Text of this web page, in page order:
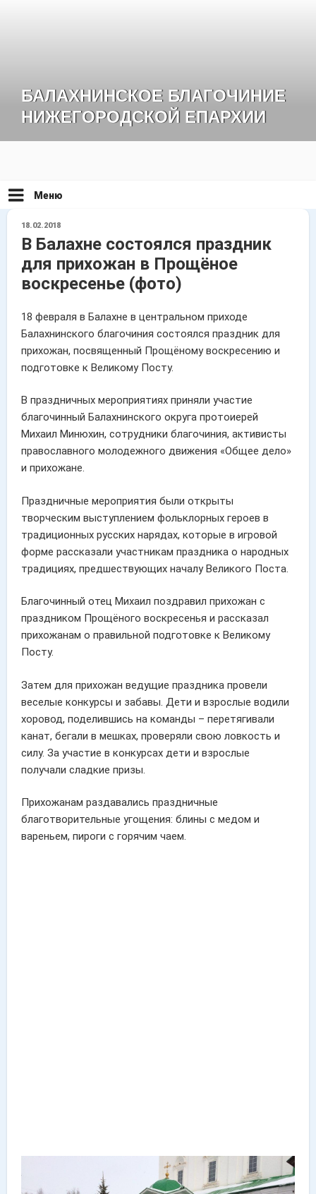
БАЛАХНИНСКОЕ БЛАГОЧИНИЕ
НИЖЕГОРОДСКОЙ ЕПАРХИИ
Меню
ОПУБЛИКОВАНО
18.02.2018
В Балахне состоялся праздник
для прихожан в Прощёное
воскресенье (фото)
18 февраля в Балахне в центральном приходе
Балахнинского благочиния состоялся праздник для
прихожан, посвященный Прощёному воскресению и
подготовке к Великому Посту.
В праздничных мероприятиях приняли участие
благочинный Балахнинского округа протоиерей
Михаил Минюхин, сотрудники благочиния, активисты
православного молодежного движения «Общее дело»
и прихожане.
Праздничные мероприятия были открыты
творческим выступлением фольклорных героев в
традиционных русских нарядах, которые в игровой
форме рассказали участникам праздника о народных
традициях, предшествующих началу Великого Поста.
Благочинный отец Михаил поздравил прихожан с
праздником Прощёного воскресенья и рассказал
прихожанам о правильной подготовке к Великому
Посту.
Затем для прихожан ведущие праздника провели
веселые конкурсы и забавы. Дети и взрослые водили
хоровод, поделившись на команды – перетягивали
канат, бегали в мешках, проверяли свою ловкость и
силу. За участие в конкурсах дети и взрослые
получали сладкие призы.
Прихожанам раздавались праздничные
благотворительные угощения: блины с медом и
вареньем, пироги с горячим чаем.